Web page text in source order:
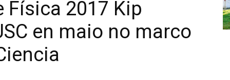
Física 2017 Kip
en maio no marco